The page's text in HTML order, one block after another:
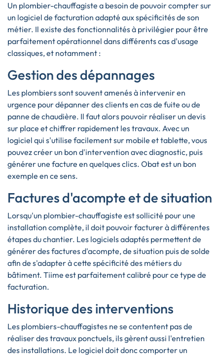
Un plombier-chauffagiste a besoin de pouvoir compter sur
un logiciel de facturation adapté aux spécificités de son
métier. Il existe des fonctionnalités à privilégier pour être
parfaitement opérationnel dans différents cas d'usage
classiques, et notamment :
Gestion des dépannages
Les plombiers sont souvent amenés à intervenir en
urgence pour dépanner des clients en cas de fuite ou de
panne de chaudière. Il faut alors pouvoir réaliser un devis
sur place et chiffrer rapidement les travaux. Avec un
logiciel qui s'utilise facilement sur mobile et tablette, vous
pouvez créer un bon d'intervention avec diagnostic, puis
générer une facture en quelques clics. Obat est un bon
exemple en ce sens.
Factures d'acompte et de situation
Lorsqu'un plombier-chauffagiste est sollicité pour une
installation complète, il doit pouvoir facturer à différentes
étapes du chantier. Les logiciels adaptés permettent de
générer des factures d'acompte, de situation puis de solde
afin de s'adapter à cette spécificité des métiers du
bâtiment. Tiime est parfaitement calibré pour ce type de
facturation.
Historique des interventions
Les plombiers-chauffagistes ne se contentent pas de
réaliser des travaux ponctuels, ils gèrent aussi l'entretien
des installations. Le logiciel doit donc comporter un